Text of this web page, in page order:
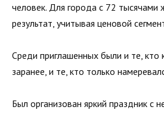
человек. Для города с 72 тысячами
результат, учитывая ценовой
Среди приглашенных были и те, кто
заранее, и те, кто только
Был организован яркий праздник с